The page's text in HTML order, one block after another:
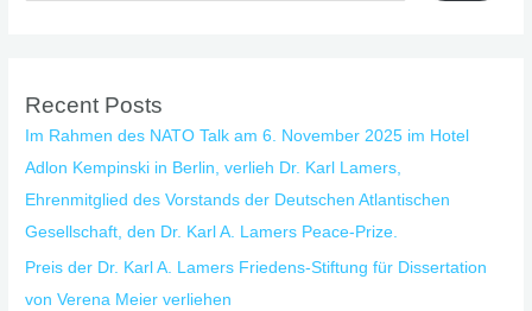
Recent Posts
Im Rahmen des NATO Talk am 6. November 2025 im Hotel
Adlon Kempinski in Berlin, verlieh Dr. Karl Lamers,
Ehrenmitglied des Vorstands der Deutschen Atlantischen
Gesellschaft, den Dr. Karl A. Lamers Peace-Prize.
Preis der Dr. Karl A. Lamers Friedens-Stiftung für Dissertation
von Verena Meier verliehen